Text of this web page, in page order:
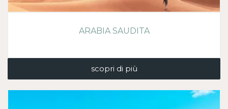
ARABIA SAUDITA
scopri di più